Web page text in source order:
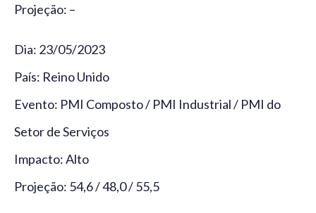
Projeção: –
Dia: 23/05/2023
País: Reino Unido
Evento: PMI Composto / PMI Industrial / PMI do
Setor de Serviços
Impacto: Alto
Projeção: 54,6 / 48,0 / 55,5